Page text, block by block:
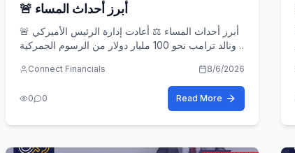
🚨 أبرز أحداث المساء
🚨 أبرز أحداث المساء ⚖️ أعادت إدارة الرئيس الأميركي
دونالد ترامب نحو 100 مليار دولار من الرسوم الجمركية
Connect Financials 8/6/2026
0 0 Read More